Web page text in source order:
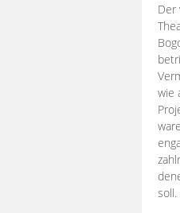
Der
wie
zahlr
soll.